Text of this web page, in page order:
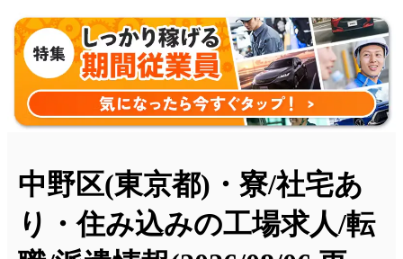
中野区(東京都)・寮/社宅あ
り・住み込みの工場求人/転